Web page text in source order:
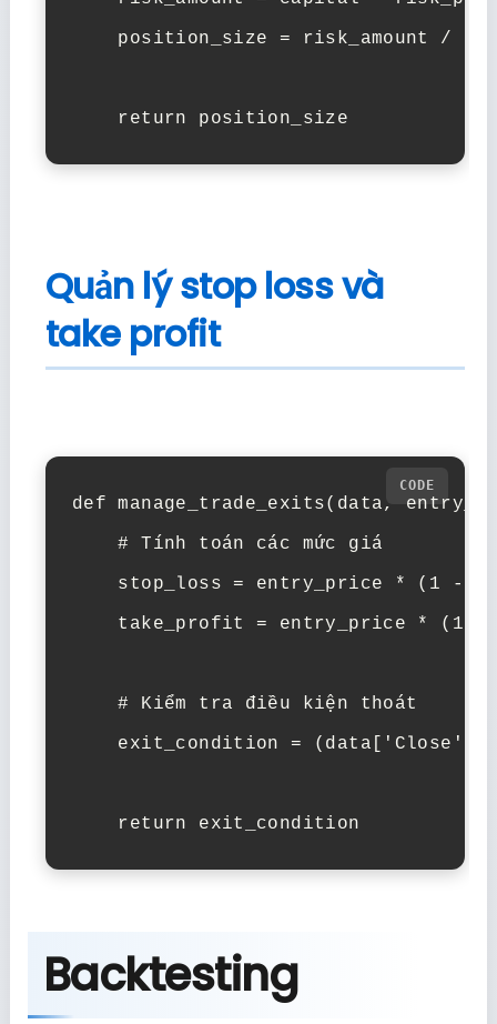
position_size = risk_amount /
    return position_size
Quản lý stop loss và
take profit
def manage_trade_exits(data,
    # Tính toán các mức giá
stop_loss = entry_price * (1 -
take_profit = entry_price * (1 +
    # Kiểm tra điều kiện thoát
exit_condition = (data['Close']
    return exit_condition
Backtesting